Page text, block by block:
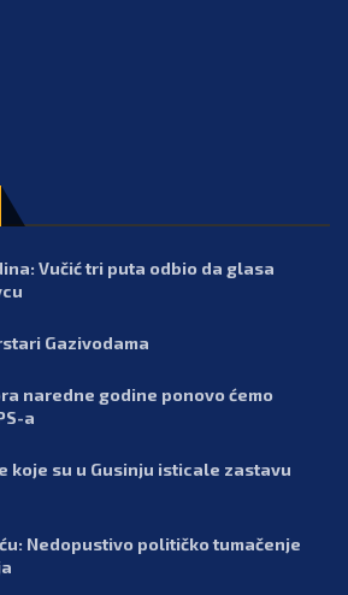
Vučić tri puta odbio da glasa
Gazivodama
naredne godine ponovo ćemo
a
koje su u Gusinju isticale zastavu
Nedopustivo političko tumačenje